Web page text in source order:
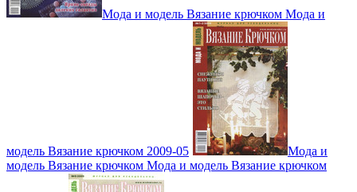
Мода и модель Вязание крючком Мода и
модель Вязание крючком 2009-05
Мода и
модель Вязание крючком Мода и модель Вязание крючком